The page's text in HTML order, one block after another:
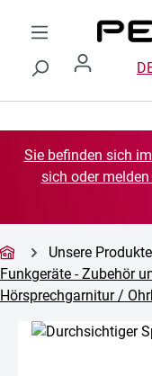
Zum Hauptinhalt
Sie befinden sich
sich oder
Unsere Produkte
Funkgeräte - Zubehör
Hörsprechgarnitur /
Bildergalerie